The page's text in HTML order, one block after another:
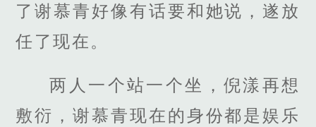
了谢慕青好像有话要和她说，遂放
任了现在。
两人一个站一个坐，倪漾再想
敷衍，谢慕青现在的身份都是娱乐